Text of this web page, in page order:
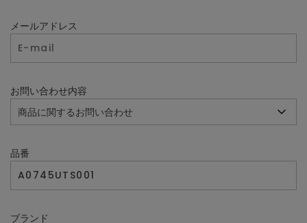
メールアドレス
お問い合わせ内容
品番
ブランド